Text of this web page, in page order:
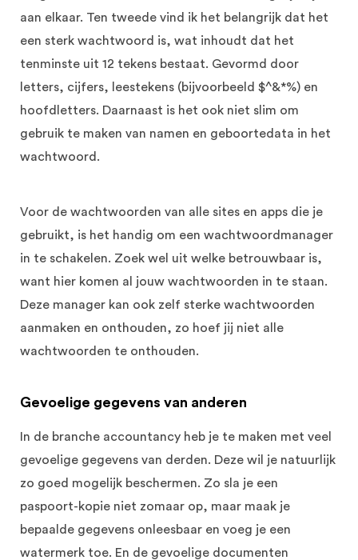
aan elkaar. Ten tweede vind ik het belangrijk dat het
een sterk wachtwoord is, wat inhoudt dat het
tenminste uit 12 tekens bestaat. Gevormd door
letters, cijfers, leestekens (bijvoorbeeld $^&*%) en
hoofdletters. Daarnaast is het ook niet slim om
gebruik te maken van namen en geboortedata in het
wachtwoord.
Voor de wachtwoorden van alle sites en apps die je
gebruikt, is het handig om een wachtwoordmanager
in te schakelen. Zoek wel uit welke betrouwbaar is,
want hier komen al jouw wachtwoorden in te staan.
Deze manager kan ook zelf sterke wachtwoorden
aanmaken en onthouden, zo hoef jij niet alle
wachtwoorden te onthouden.
Gevoelige gegevens van anderen
In de branche accountancy heb je te maken met veel
gevoelige gegevens van derden. Deze wil je natuurlijk
zo goed mogelijk beschermen. Zo sla je een
paspoort-kopie niet zomaar op, maar maak je
bepaalde gegevens onleesbaar en voeg je een
watermerk toe. En de gevoelige documenten